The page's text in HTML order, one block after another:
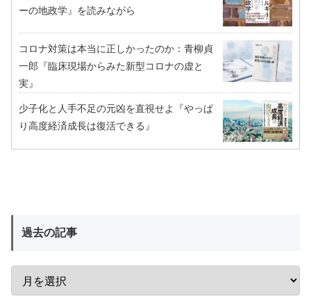
ーの地政学』を読みながら
コロナ対策は本当に正しかったのか：青柳貞
一郎『臨床現場からみた新型コロナの虚と
実』
少子化と人手不足の元凶を直視せよ『やっぱ
り高度経済成長は復活できる』
過去の記事